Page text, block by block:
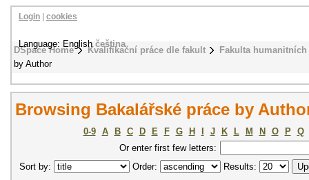
DSpace Home Kvalifikační práce dle fakult
Fakulta
by Author
Login cookies
Language: Englishčeština
Browsing Bakalářské práce by
0-9 A B C D E F G H J K L M N O P
Q
Or enter first few letters:
Sort by:
Order: Results: